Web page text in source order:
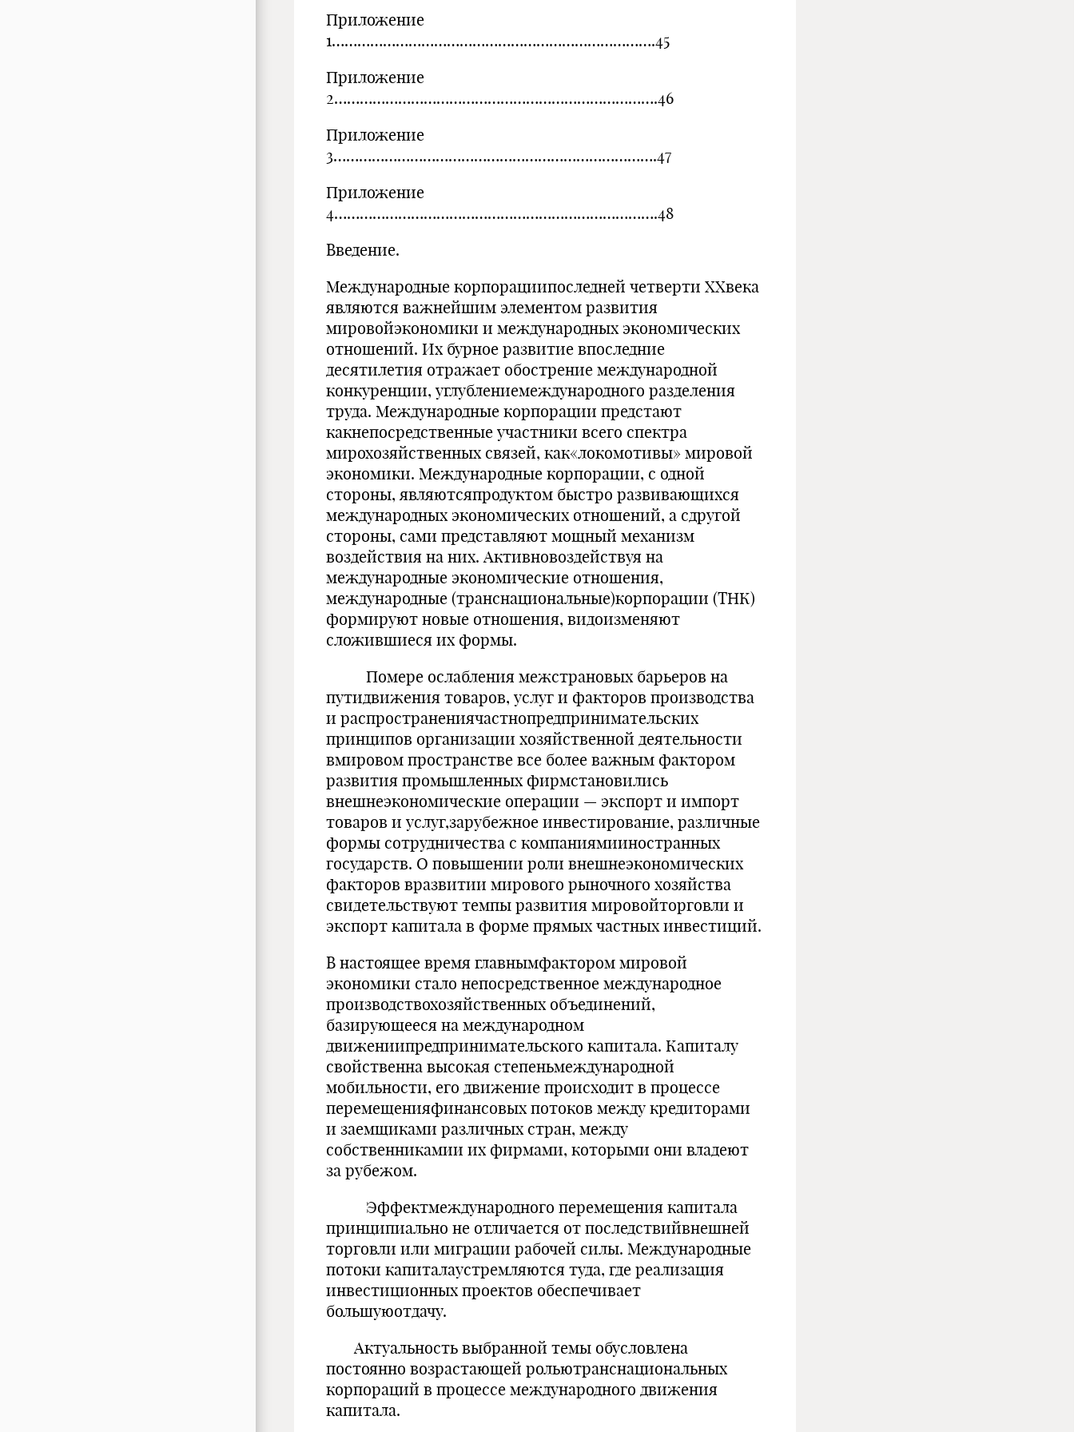
Приложение
1………………………………………………………………….45
Приложение
2………………………………………………………………….46
Приложение
3………………………………………………………………….47
Приложение
4………………………………………………………………….48
Введение.
Международные корпорациипоследней четверти XXвека
являются важнейшим элементом развития
мировойэкономики и международных экономических
отношений. Их бурное развитие впоследние
десятилетия отражает обострение международной
конкуренции, углублениемеждународного разделения
труда. Международные корпорации предстают
какнепосредственные участники всего спектра
мирохозяйственных связей, как«локомотивы» мировой
экономики. Международные корпорации, с одной
стороны, являютсяпродуктом быстро развивающихся
международных экономических отношений, а сдругой
стороны, сами представляют мощный механизм
воздействия на них. Активновоздействуя на
международные экономические отношения,
международные (транснациональные)корпорации (ТНК)
формируют новые отношения, видоизменяют
сложившиеся их формы.
Помере ослабления межстрановых барьеров на
путидвижения товаров, услуг и факторов производства
и распространениячастнопредпринимательских
принципов организации хозяйственной деятельности
вмировом пространстве все более важным фактором
развития промышленных фирмстановились
внешнеэкономические операции — экспорт и импорт
товаров и услуг,зарубежное инвестирование, различные
формы сотрудничества с компаниямииностранных
государств. О повышении роли внешнеэкономических
факторов вразвитии мирового рыночного хозяйства
свидетельствуют темпы развития мировойторговли и
экспорт капитала в форме прямых частных инвестиций.
В настоящее время главнымфактором мировой
экономики стало непосредственное международное
производствохозяйственных объединений,
базирующееся на международном
движениипредпринимательского капитала. Капиталу
свойственна высокая степеньмеждународной
мобильности, его движение происходит в процессе
перемещенияфинансовых потоков между кредиторами
и заемщиками различных стран, между
собственникамии их фирмами, которыми они владеют
за рубежом.
Эффектмеждународного перемещения капитала
принципиально не отличается от последствийвнешней
торговли или миграции рабочей силы. Международные
потоки капиталаустремляются туда, где реализация
инвестиционных проектов обеспечивает
большуюотдачу.
Актуальность выбранной темы обусловлена
постоянно возрастающей рольютранснациональных
корпораций в процессе международного движения
капитала.